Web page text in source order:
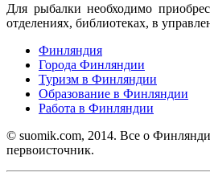
Для рыбалки необходимо
отделениях, библиотеках, в
Финляндия
Города Финляндии
Туризм в Финляндии
Образование в Финляндии
Работа в Финляндии
© suomik.com, 2014. Все о
первоисточник.